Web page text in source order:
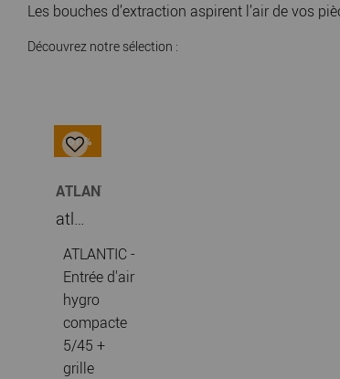
Les bouches d’extraction aspirent l’air de vos
Découvrez notre sélection :
-61 %
ATLANTIC
& atlantic - entrée d'air hygro compacte 5/45 + grille façade atténuation 34db blanc (526602)
ATLANTIC -
Entrée d'air
hygro
compacte
5/45 +
grille